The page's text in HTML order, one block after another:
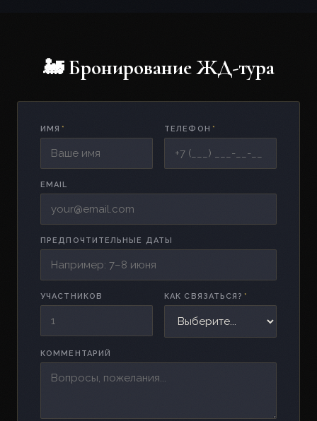
🚂 Бронирование ЖД-тура
ИМЯ * ТЕЛЕФОН *
EMAIL
ПРЕДПОЧТИТЕЛЬНЫЕ ДАТЫ
УЧАСТНИКОВ КАК СВЯЗАТЬСЯ? *
КОММЕНТАРИЙ